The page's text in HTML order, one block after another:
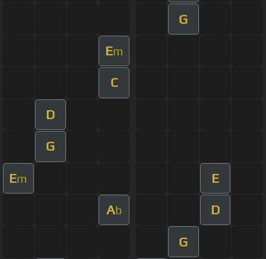
G
Em
C
D
G
Em E
Ab D
G